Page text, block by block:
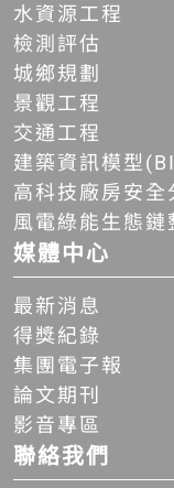
水資源工程
檢測評估
城鄉規劃
景觀工程
交通工程
建築資訊模型
高科技廠房安全
風電綠能生態鏈
媒體中心
最新消息
得獎紀錄
集團電子報
論文期刊
影音專區
聯絡我們